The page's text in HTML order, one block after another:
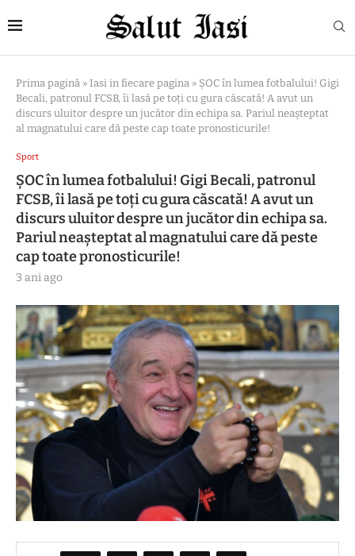
Prima pagină » Iasi in fiecare pagina » ȘOC în lumea fotbalului! Gigi
Becali, patronul FCSB, îi lasă pe toți cu gura căscată! A avut un
discurs uluitor despre un jucător din echipa sa. Pariul neașteptat
al magnatului care dă peste cap toate pronosticurile!
Sport
ȘOC în lumea fotbalului! Gigi Becali, patronul
FCSB, îi lasă pe toți cu gura căscată! A avut un
discurs uluitor despre un jucător din echipa sa.
Pariul neașteptat al magnatului care dă peste
cap toate pronosticurile!
3 ani ago